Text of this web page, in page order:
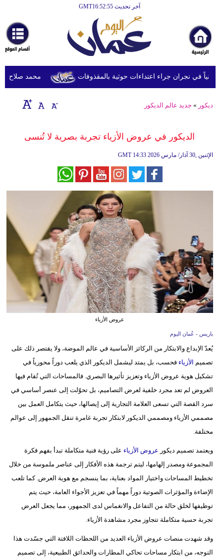
آخر تحديث GMT16:52:55
أخبارعاجلة
رياضة
ثقافة
إقتصاد
وموسيقى
وتغذية
سياحة
وسفر
ديكور
أخبار
إعلام
تعليم
وتكنولوجيا
بيئة
مدوَّنات
سيارات
محمد صلاح يصل
ديكور » جديد عالم الديكور
الديكور في عروض الأزياء تجربة بصرية لا تُنسى
GMT 14:33 2026 الإثنين ,30 آذار/ مارس
عروض الأزياء
باريس - عُمان اليوم
يُعدّ الإبداع والابتكار من الركائز الأساسية في عالم الموضة، ولا يقتصر ذلك على
تصميم الأزياء فحسب، بل يمتد ليشمل الديكور الذي يلعب دوراً محورياً في
تشكيل هوية عروض الأزياء وتعزيز تأثيرها البصري. فالمساحات التي تُقام فيها
العروض لم تعد مجرد خلفية لعرض التصاميم، بل تحوّلت إلى عنصر أساسي في
سرد القصة التي تسعى العلامة التجارية إلى إيصالها، حيث يتكامل العمل بين
مصممي الأزياء ومصممي الديكور لابتكار تجربة غامرة تنقل الجمهور إلى عوالم
مختلفة.
ويعتمد تصميم ديكور عروض الأزياء على رؤية فنية متكاملة تبدأ بفهم فكرة
المجموعة ومصدر إلهامها، ليتم ترجمة هذه الأفكار إلى عناصر ملموسة من خلال
تخطيط المساحات واختيار المواد بعناية، بما ينسجم مع هوية العرض. كما تلعب
الإضاءة والمؤثرات الصوتية دوراً مهماً في تعزيز الأجواء العامة، حيث يتم
توظيفها لخلق حالة من التفاعل والانغماس لدى الجمهور، مما يجعل العرض
تجربة حسية متكاملة تتجاوز مجرد مشاهدة الأزياء.
وقد شهدت منصات عروض الأزياء العديد من اللحظات اللافتة التي جسّدت هذا
التوجه، من ابتكار مساحات تحاكي المطارات والحدائق الطبيعية، إلى تصميم